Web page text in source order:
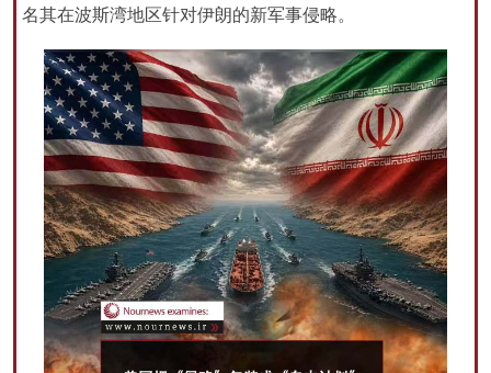
名其在波斯湾地区针对伊朗的新军事侵略。